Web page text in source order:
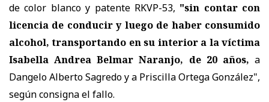
de color blanco y patente RKVP-53, "sin contar con
licencia de conducir y luego de haber consumido
alcohol, transportando en su interior a la víctima
Isabella Andrea Belmar Naranjo, de 20 años, a
Dangelo Alberto Sagredo y a Priscilla Ortega González",
según consigna el fallo.